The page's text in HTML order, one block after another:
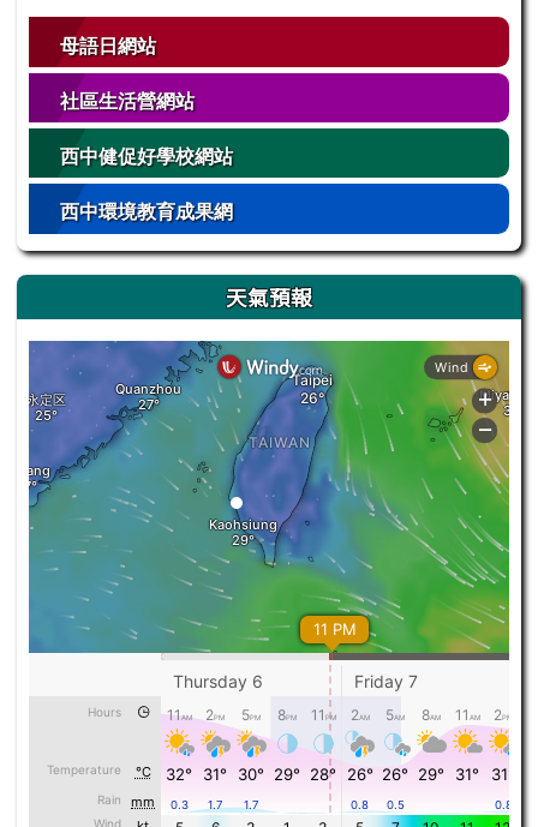
母語日網站
社區生活營網站
西中健促好學校網站
西中環境教育成果網
天氣預報